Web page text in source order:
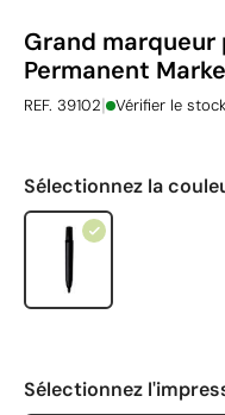
Grand marqueur
Permanent
REF. 39102| Vérifier le stock
Sélectionnez la
Sélectionnez